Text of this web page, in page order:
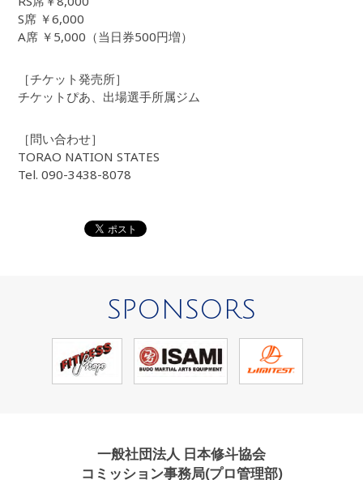
S席 ￥6,000
A席 ￥5,000（当日券500円増）
［チケット発売所］
チケットぴあ、出場選手所属ジム
［問い合わせ］
TORAO NATION STATES
Tel. 090-3438-8078
SPONSORS
一般社団法人 日本修斗協会
コミッション事務局(プロ管理部)